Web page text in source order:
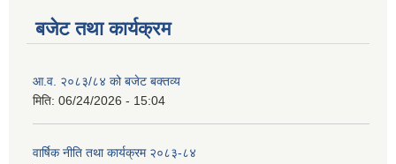
बजेट तथा कार्यक्रम
आ.व. २०८३/८४ को बजेट बक्तव्य
मिति: 06/24/2026 - 15:04
वार्षिक नीति तथा कार्यक्रम २०८३-८४